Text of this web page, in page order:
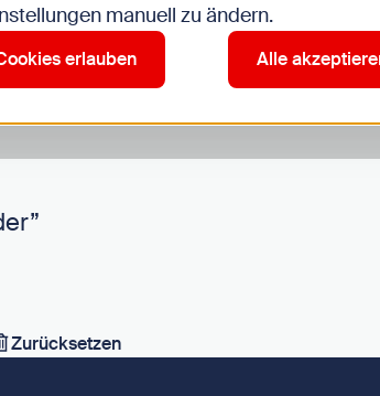
Zurücksetzen
manuell zu ändern.
erlauben Alle